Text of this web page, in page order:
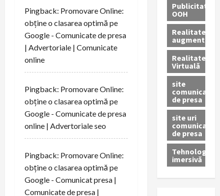
Pingback: Promovare Online:
obține o clasarea optimă pe
Google - Comunicate de presa
| Advertoriale | Comunicate
online
Pingback: Promovare Online:
obține o clasarea optimă pe
Google - Comunicate de presa
online | Advertoriale seo
Pingback: Promovare Online:
obține o clasarea optimă pe
Google - Comunicat presa |
Comunicate de presa |
Publicitate
OOH
Realitatea
augmentată
Realitatea
Virtuală
site
comunicate
de presa
site uri
comunicate
de presa
Tehnologie
imersivă